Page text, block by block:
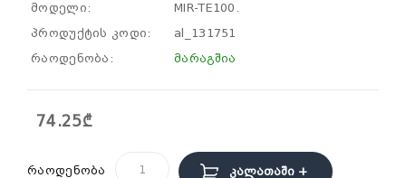
მოდელი:
MIR-TE100.
პროდუქტის კოდი:
al_131751
რაოდენობა:
მარაგშია
74.25₾
რაოდენობა Კალათაში +